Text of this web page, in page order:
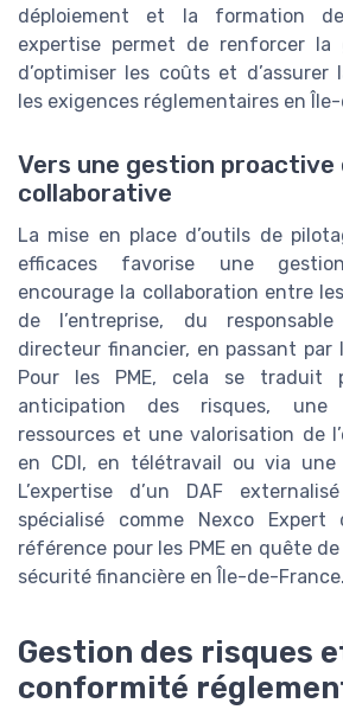
déploiement et la formation
expertise permet de renforcer la
d’optimiser les coûts et
les exigences réglementaires en
Vers une gestion proactive
collaborative
La mise en place d’outils de
efficaces favorise une
encourage la collaboration entre
de l’entreprise, du
directeur financier, en passant par
Pour les PME, cela se traduit
anticipation des risques, une
ressources et une valorisation de
en CDI, en télétravail ou via une
L’expertise d’un DAF
spécialisé comme Nexco
référence pour les PME en quête
sécurité financière en Île-de-France.
Gestion des risques
conformité